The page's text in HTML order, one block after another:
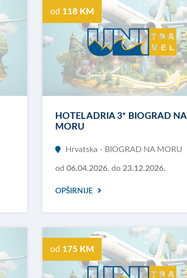
od 118 KM
HOTEL ADRIA 3* BIOGRAD NA
MORU
Hrvatska - BIOGRAD NA MORU
od 06.04.2026. do 23.12.2026.
OPŠIRNIJE
od 175 KM